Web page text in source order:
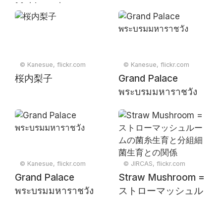
Maidreamin
Thailand MBK
© Kanesue, flickr.com
桜内梨子
© Kanesue, flickr.com
Grand Palace
พระบรมมหาราชวัง
© Kanesue, flickr.com
Grand Palace
พระบรมมหาราชวัง
© JIRCAS, flickr.com
Straw Mushroom =
ストローマッシュル